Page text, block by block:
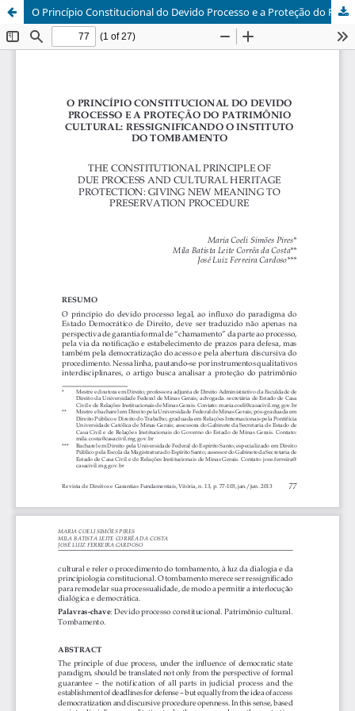
O Princípio Constitucional do Devido Processo e a Proteção do Patrimônio Cultural: Ressignificando o Instituto do Tombamento